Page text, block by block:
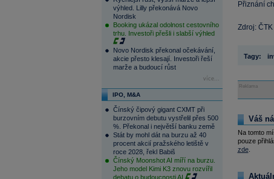
výhled. Lilly překonává Novo
Nordisk
Booking ukázal odolnost cestovního
trhu. Investoři přešli i slabší výhled
Novo Nordisk překonal očekávání,
akcie přesto klesají. Investoři řeší
marže a budoucí růst
více...
IPO, M&A
Čínský čipový gigant CXMT při
burzovním debutu vystřelil přes 500
%. Překonal i největší banku země
Stát by mohl dát na burzu až 40
procent akcií pražského letiště v
roce 2028, řekl Babiš
Čínský Moonshot AI míří na burzu.
Jeho model Kimi K3 znovu rozvířil
debatu o budoucnosti AI
Přiznání
Zdroj: ČTK
Tagy:
Reklama
Váš
Na tomto
pouze
zde.